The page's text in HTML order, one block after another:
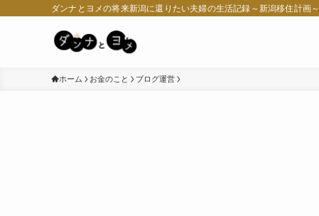
ダンナとヨメの将来新潟に還りたい夫婦の生活記録～新潟移住計画～
ホーム お金のこと ブログ運営